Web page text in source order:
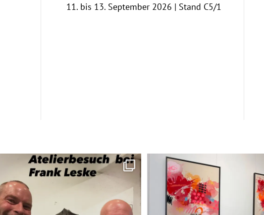
11. bis 13. September 2026 | Stand C5/1
Besuch bei meinem Freund und Künstler Frank Leske....
104 0
Neue Arbeiten bei kunst_schaefer von
108